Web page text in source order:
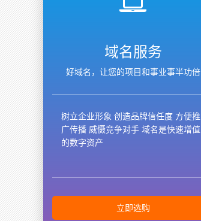
域名服务
好域名，让您的项目和事业事半功倍
树立企业形象 创造品牌信任度 方便推
广传播 威慑竞争对手 域名是快速增值
的数字资产
立即选购